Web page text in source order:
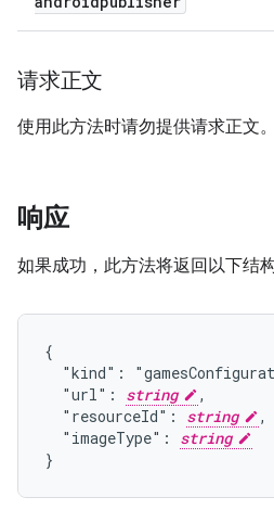
请求正文
使用此方法时请勿提供请求正文。
响应
如果成功，此方法将返回以下结
{
"kind":
  "url":
string
,
  "resourceId":
string
,
  "imageType":
string
}